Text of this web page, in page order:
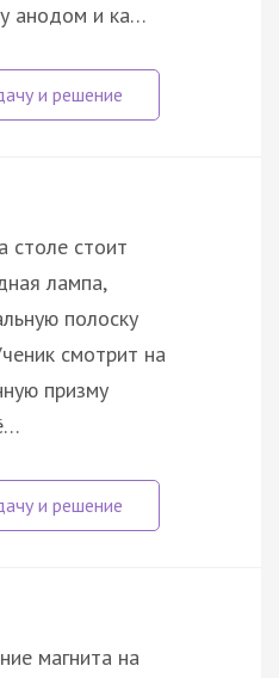
анодом и ка…
столе стоит
лампа,
полоску
смотрит на
призму
магнита на